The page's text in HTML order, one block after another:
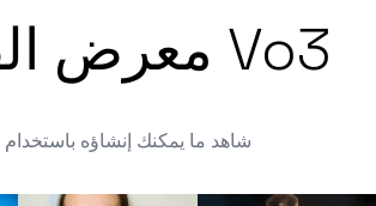
Vo3 معرض الفيديو
شاهد ما يمكنك إنشاؤه باستخدام Vo3